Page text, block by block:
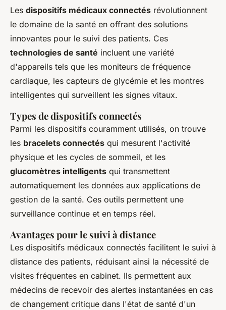
Les dispositifs médicaux connectés révolutionnent
le domaine de la santé en offrant des solutions
innovantes pour le suivi des patients. Ces
technologies de santé incluent une variété
d'appareils tels que les moniteurs de fréquence
cardiaque, les capteurs de glycémie et les montres
intelligentes qui surveillent les signes vitaux.
Types de dispositifs connectés
Parmi les dispositifs couramment utilisés, on trouve
les bracelets connectés qui mesurent l'activité
physique et les cycles de sommeil, et les
glucomètres intelligents qui transmettent
automatiquement les données aux applications de
gestion de la santé. Ces outils permettent une
surveillance continue et en temps réel.
Avantages pour le suivi à distance
Les dispositifs médicaux connectés facilitent le suivi à
distance des patients, réduisant ainsi la nécessité de
visites fréquentes en cabinet. Ils permettent aux
médecins de recevoir des alertes instantanées en cas
de changement critique dans l'état de santé d'un